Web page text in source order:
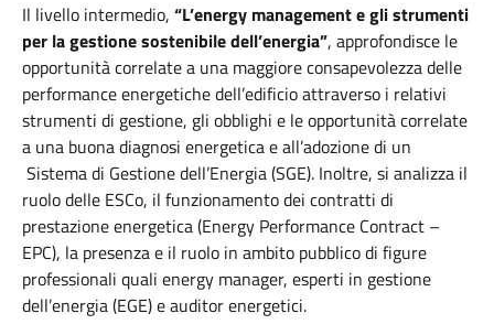
Il livello intermedio, “L’energy management e gli strumenti
per la gestione sostenibile dell’energia”, approfondisce le
opportunità correlate a una maggiore consapevolezza delle
performance energetiche dell’edificio attraverso i relativi
strumenti di gestione, gli obblighi e le opportunità correlate
a una buona diagnosi energetica e all’adozione di un
Sistema di Gestione dell’Energia (SGE). Inoltre, si analizza il
ruolo delle ESCo, il funzionamento dei contratti di
prestazione energetica (Energy Performance Contract –
EPC), la presenza e il ruolo in ambito pubblico di figure
professionali quali energy manager, esperti in gestione
dell’energia (EGE) e auditor energetici.